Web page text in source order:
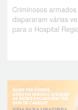
Criminosos
dispararam várias
para o Hospital